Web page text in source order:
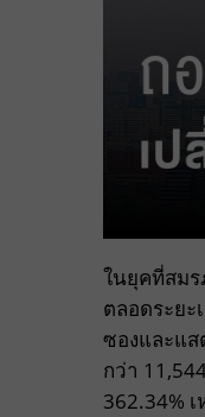
ในยุคที่สมร
ตลอดระยะ
ซองและแส
กว่า
362.34%